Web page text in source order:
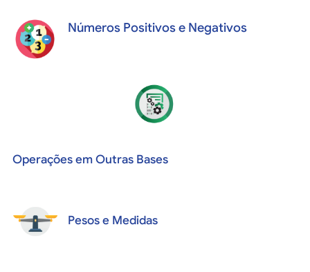
Números Positivos e Negativos
Operações em Outras Bases
Pesos e Medidas